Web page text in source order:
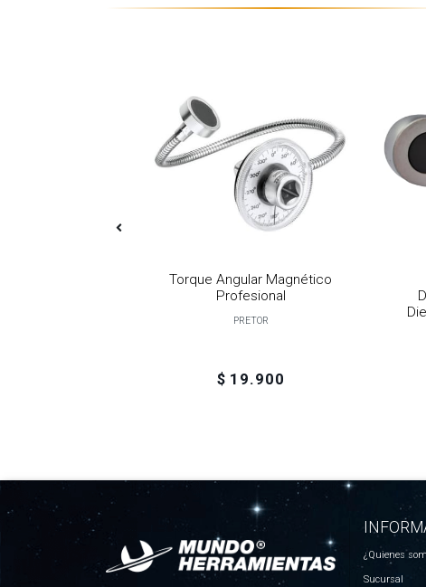
Torque Angular Magnético
Profesional
PRETOR
$ 19.900
¿Quienes
Sucursal